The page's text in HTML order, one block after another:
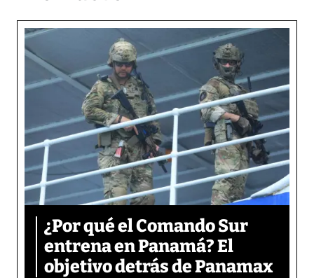
¿Por qué el Comando Sur
entrena en Panamá? El
objetivo detrás de Panamax